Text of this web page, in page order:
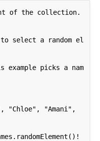
of the collection.
select a random el
picks a nam
"Amani",